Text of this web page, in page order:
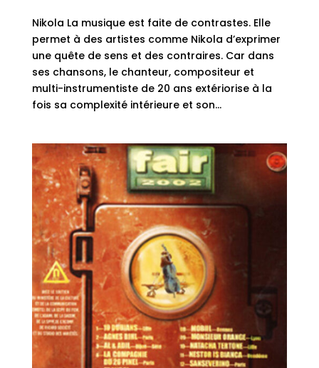
Nikola La musique est faite de contrastes. Elle
permet à des artistes comme Nikola d’exprimer
une quête de sens et des contraires. Car dans
ses chansons, le chanteur, compositeur et
multi-instrumentiste de 20 ans extériorise à la
fois sa complexité intérieure et son...